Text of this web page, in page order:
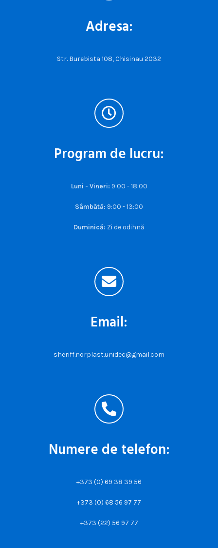
Adresa:
Str. Burebista 108, Chisinau 2032
Program de lucru:
Luni - Vineri: 9:00 - 18:00
Sâmbătă: 9:00 - 13:00
Duminică: Zi de odihnă
Email:
sheriff.norplast.unidec@gmail.com
Numere de telefon:
+373 (0) 69 38 39 56
+373 (0) 68 56 97 77
+373 (22) 56 97 77